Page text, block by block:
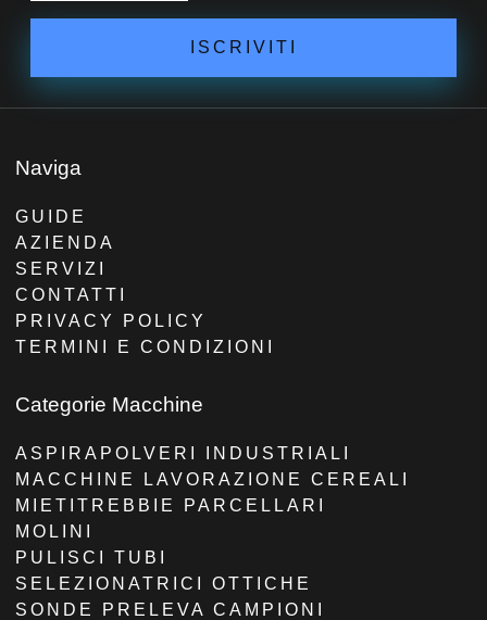
ISCRIVITI
Naviga
GUIDE
AZIENDA
SERVIZI
CONTATTI
PRIVACY POLICY
TERMINI E CONDIZIONI
Categorie Macchine
ASPIRAPOLVERI INDUSTRIALI
MACCHINE LAVORAZIONE CEREALI
MIETITREBBIE PARCELLARI
MOLINI
PULISCI TUBI
SELEZIONATRICI OTTICHE
SONDE PRELEVA CAMPIONI